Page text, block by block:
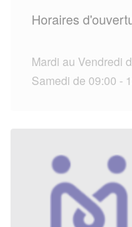
Horaires
Mardi au Vendredi
Samedi de 09:00 -